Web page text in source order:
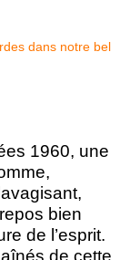
1960, une
bien
de l’esprit.
de cette